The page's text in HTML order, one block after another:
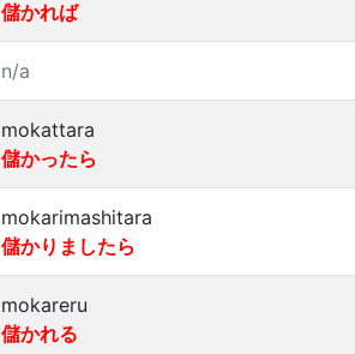
儲かれば
n/a
mokattara
儲かったら
mokarimashitara
儲かりましたら
mokareru
儲かれる